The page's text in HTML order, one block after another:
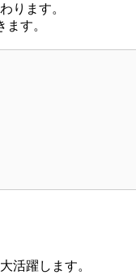
ります。
す。
活躍します。